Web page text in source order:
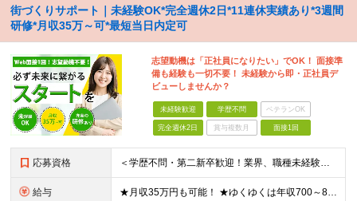
街づくりサポート｜未経験OK*完全週休2日*11連休実績あり*3週間
研修*月収35万～可*最短当日内定可
志望動機は「正社員になりたい」でOK！ 面接準
備も経験も一切不要！ 未経験から即・正社員デ
ビューしませんか？
未経験歓迎 学歴不問 ベテランOK
完全週休2日 賞与複数月 面接1回
応募資格 ＜学歴不問・第二新卒歓迎！業界、職種未経験歓迎！20代～30代活躍中＞ ★35歳以下の方（若年層の長期キャリア形成を図るため） ★フリーター・正社員未経験・社会人未経験OK ★転職回数が多い方もぜひ
給与 ★月収35万円も可能！ ★ゆくゆくは年収700～800万円も！ ★手当が多数あり ・残業手当（100％）★1分単位で支給 ・資格手当（最大月6万円） ・結婚/出産祝金（最大3万円） 【首都圏・北関東